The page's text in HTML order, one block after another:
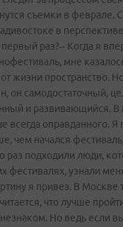
съемки в феврале.
в
раз?– Когда я
мне
жизни пространство.
он самодостаточный,
и развивающийся.
всегда оправданного. Я
чем начался
раз подходили люди,
фестивалях, узнали
я привез. В Москве
что лучше
Но ведь если